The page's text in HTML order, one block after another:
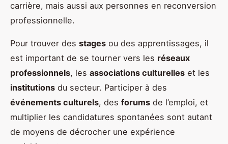
carrière, mais aussi aux personnes en reconversion
professionnelle.
Pour trouver des stages ou des apprentissages, il
est important de se tourner vers les réseaux
professionnels, les associations culturelles et les
institutions du secteur. Participer à des
événements culturels, des forums de l’emploi, et
multiplier les candidatures spontanées sont autant
de moyens de décrocher une expérience